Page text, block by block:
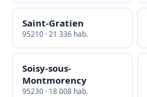
Saint-Gratien
95210 · 21 336 hab.
Soisy-sous-
Montmorency
95230 · 18 008 hab.